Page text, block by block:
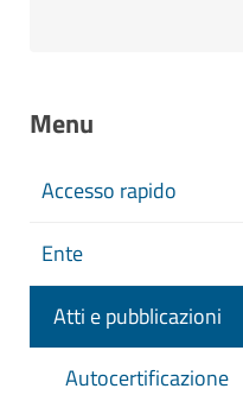
Menu
Accesso rapido
Ente
Atti e pubblicazioni
Autocertificazione